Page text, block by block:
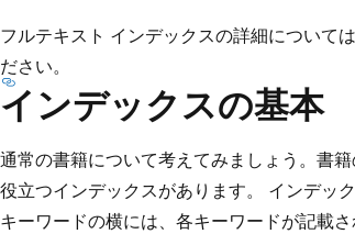
フルテキスト インデックスの詳細について
ださい。
インデックスの基本
通常の書籍について考えてみましょう。書
役立つインデックスがあります。 インデッ
キーワードの横には、各キーワードが記載